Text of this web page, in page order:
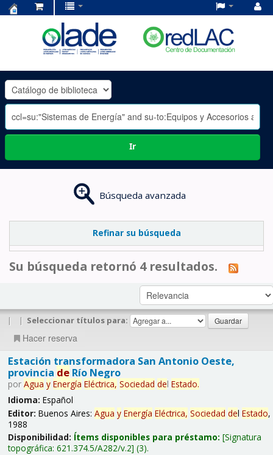
OLADE
-
Ir
Búsqueda avanzada
Refinar su búsqueda
Su búsqueda retornó 4 resultados.
| | Seleccionar títulos para:
Hacer reserva
Estación transformadora San Antonio Oeste,
provincia deRío Negro
por Agua y Energía Eléctrica, Sociedad del Estado.
Idioma: Español
Editor: Buenos Aires: Agua y Energía Eléctrica, Sociedad del Estado,
1988
Disponibilidad: Ítems disponibles para préstamo: Signatura
topográfica: 621.374.5/A282/v.2 (3).